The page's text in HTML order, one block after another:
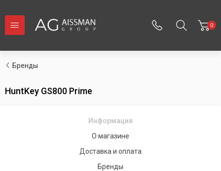
0
Бренды
HuntKey GS800 Prime
Информация
О магазине
Доставка и оплата
Бренды